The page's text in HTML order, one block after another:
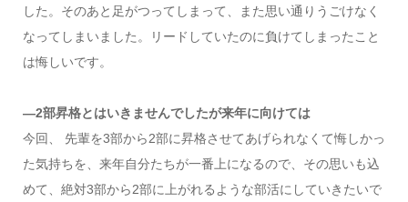
した。そのあと足がつってしまって、また思い通りうごけなく
なってしまいました。リードしていたのに負けてしまったこと
は悔しいです。
―2部昇格とはいきませんでしたが来年に向けては
今回、 先輩を3部から2部に昇格させてあげられなくて悔しかっ
た気持ちを、来年自分たちが一番上になるので、その思いも込
めて、絶対3部から2部に上がれるような部活にしていきたいで